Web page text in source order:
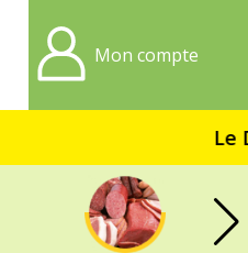
Mon compte
Le